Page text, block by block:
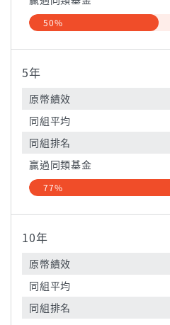
50%
5年
原幣績效
同組平均
同組排名
贏過同類基金
77%
10年
原幣績效
同組平均
同組排名